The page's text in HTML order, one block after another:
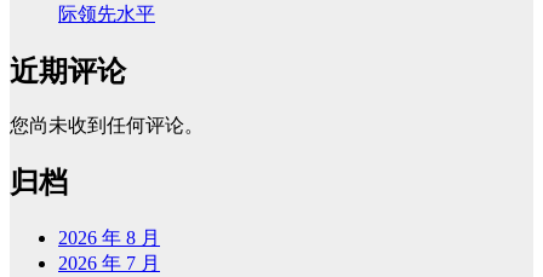
际领先水平
近期评论
您尚未收到任何评论。
归档
2026 年 8 月
2026 年 7 月